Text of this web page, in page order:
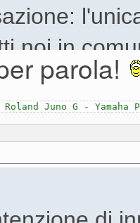
noi in
è
di noi
di
di
parola!
Juno G - Yamaha